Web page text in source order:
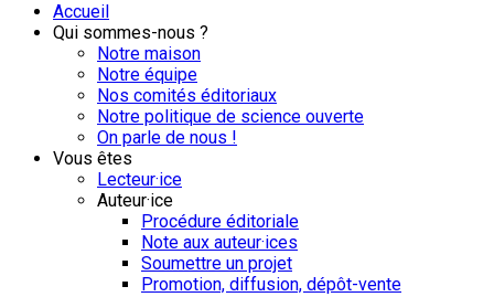
Accueil
Qui sommes-nous ?
Notre maison
Notre équipe
Nos comités éditoriaux
Notre politique de science ouverte
On parle de nous !
Vous êtes
Lecteur·ice
Auteur·ice
Procédure éditoriale
Note aux auteur·ices
Soumettre un projet
Promotion, diffusion, dépôt-vente